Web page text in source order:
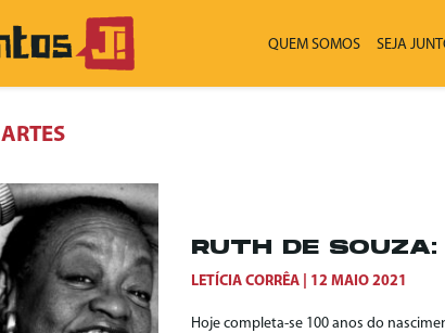
QUEM SOMOS SEJA
ARTES
RUTH DE
LETÍCIA CORRÊA 12 MAIO 2021
Hoje completa-se 100 anos do